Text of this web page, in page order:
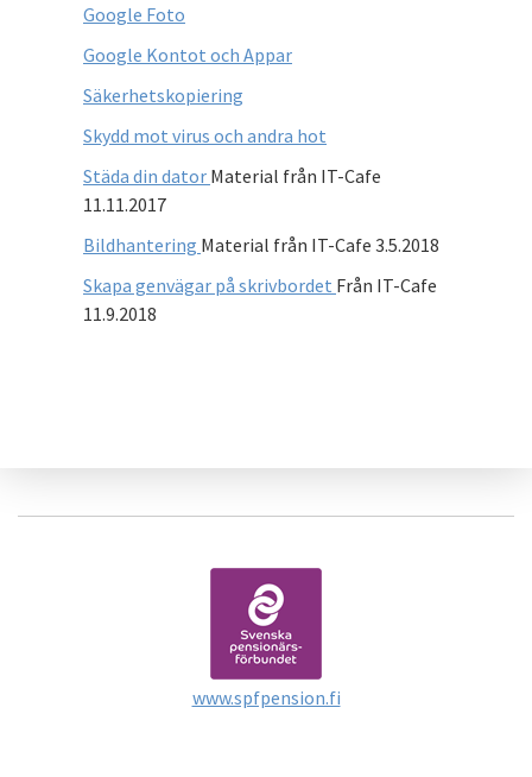
Google Foto
Google Kontot och Appar
Säkerhetskopiering
Skydd mot virus och andra hot
Städa din dator Material från IT-Cafe
11.11.2017
Bildhantering Material från IT-Cafe 3.5.2018
Skapa genvägar på skrivbordet Från IT-Cafe
11.9.2018
www.spfpension.fi